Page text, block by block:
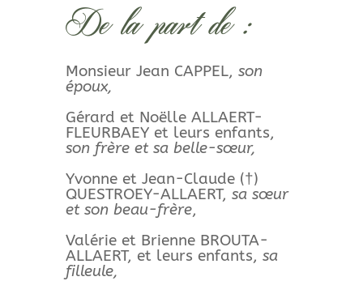
De la part de :
Monsieur Jean CAPPEL, son
époux,
Gérard et Noëlle ALLAERT-
FLEURBAEY et leurs enfants,
son frère et sa belle-sœur,
Yvonne et Jean-Claude (†)
QUESTROEY-ALLAERT, sa sœur
et son beau-frère,
Valérie et Brienne BROUTA-
ALLAERT, et leurs enfants, sa
filleule,